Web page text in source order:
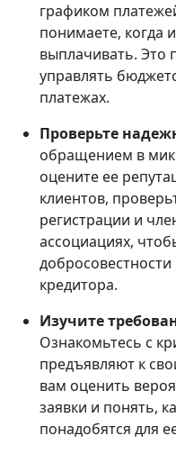
графиком
понимаете, когда
выплачивать. Это
управлять
платежах.
Проверьте
обращением в
оцените ее
клиентов,
регистрации и
ассоциациях,
кредитора.
Изучите
Ознакомьтесь с
предъявляют к
вам оценить
заявки и понять,
понадобятся для